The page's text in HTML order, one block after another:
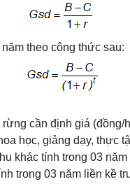
theo công thức sau:
cần định giá (đồng/
học, giảng dạy, thực
khác tính trong 03
trong 03 năm liền kề